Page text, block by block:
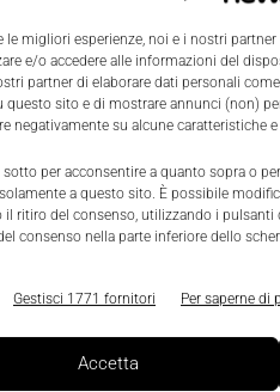
le migliori esperienze, noi e i nostri
e/o accedere alle informazioni del
partner di elaborare dati personali
questo sito e di mostrare annunci (non)
negativamente su alcune caratteristiche
per acconsentire a quanto sopra o
a questo sito. È possibile
il ritiro del consenso, utilizzando i
consenso nella parte inferiore dello
Gestisci 1771 fornitori Per saperne di
Accetta
0
sicurezza
OSSD
Nicoletta Buora - 16 Settembre